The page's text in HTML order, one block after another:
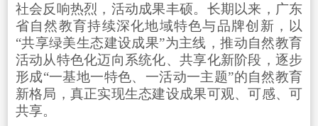
社会反响热烈，活动成果丰硕。长期以来，广东
省自然教育持续深化地域特色与品牌创新，以
“共享绿美生态建设成果”为主线，推动自然教育
活动从特色化迈向系统化、共享化新阶段，逐步
形成“一基地一特色、一活动一主题”的自然教育
新格局，真正实现生态建设成果可观、可感、可
共享。